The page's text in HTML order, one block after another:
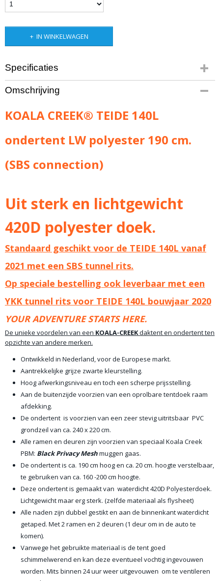
IN WINKELWAGEN
Specificaties
Productcode leverancier
R31:KC140L-OT190LW
5,00 Kg
Omschrijving
KOALA CREEK® TEIDE 140L
ondertent LW polyester 190 cm.
(SBS connection)
Uit sterk en lichtgewicht
420D polyester doek.
Standaard geschikt voor de TEIDE 140L vanaf
2021 met een SBS tunnel rits.
Op speciale bestelling ook leverbaar met een
YKK tunnel rits voor TEIDE 140L bouwjaar 2020
YOUR ADVENTURE STARTS HERE.
De unieke voordelen van een KOALA-CREEKdaktent en ondertent ten
opzichte van andere merken.
Ontwikkeld in Nederland, voor de Europese markt.
Aantrekkelijke grijze zwarte kleurstelling.
Hoog afwerkingsniveau en toch een scherpe prijsstelling.
Aan de buitenzijde voorzien van een oprolbare tentdoek raam
afdekking.
De ondertent is voorzien van een zeer stevig uitritsbaar PVC
grondzeil van ca. 240 x 220 cm.
Alle ramen en deuren zijn voorzien van speciaal Koala Creek
PBM: Black Privacy Meshmuggen gaas.
De ondertent is ca. 190 cm hoog en ca. 20 cm. hoogte verstelbaar,
te gebruiken van ca. 160 -200 cm hoogte.
Deze ondertent is gemaakt van waterdicht 420D Polyesterdoek.
Lichtgewicht maar erg sterk. (zelfde materiaal als flysheet)
Alle naden zijn dubbel gestikt en aan de binnenkant waterdicht
getaped. Met 2 ramen en 2 deuren (1 deur om in de auto te
komen).
Vanwege het gebruikte materiaal is de tent goed
schimmelwerend en kan deze eventueel vochtig ingevouwen
worden. Mits binnen 24 uur weer uitgevouwen om te ventileren